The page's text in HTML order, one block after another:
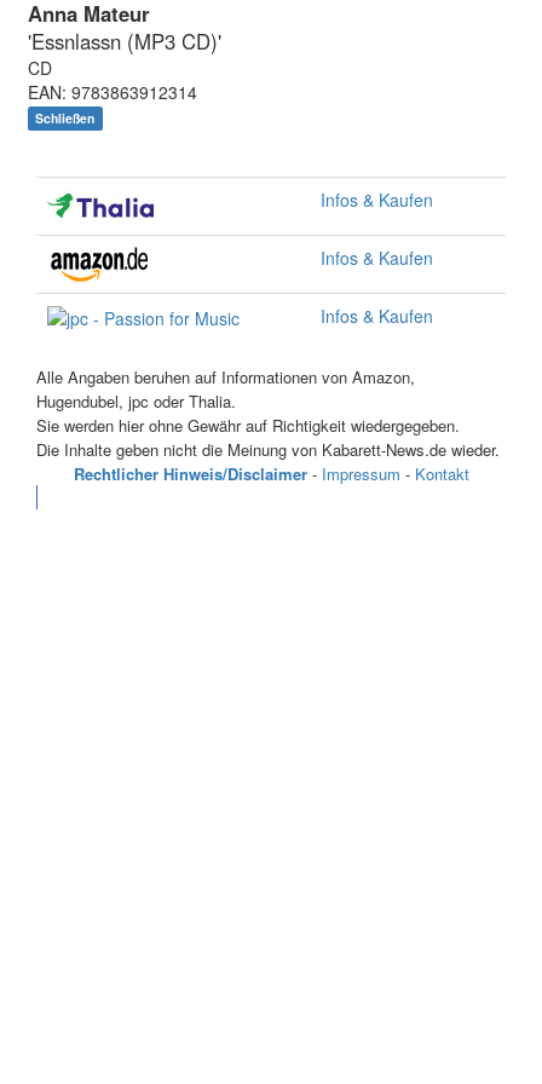
Anna Mateur
'Essnlassn (MP3 CD)'
CD
EAN: 9783863912314
Schließen
Infos & Kaufen
Infos & Kaufen
Infos & Kaufen
Alle Angaben beruhen auf Informationen von Amazon,
Hugendubel, jpc oder Thalia.
Sie werden hier ohne Gewähr auf Richtigkeit wiedergegeben.
Die Inhalte geben nicht die Meinung von Kabarett-News.de wieder.
Rechtlicher Hinweis/Disclaimer- Impressum - Kontakt